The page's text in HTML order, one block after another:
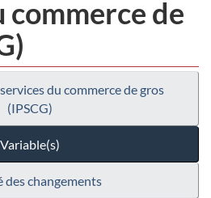
commerce de
du commerce de gros
(IPSCG)
Variable(s)
des changements